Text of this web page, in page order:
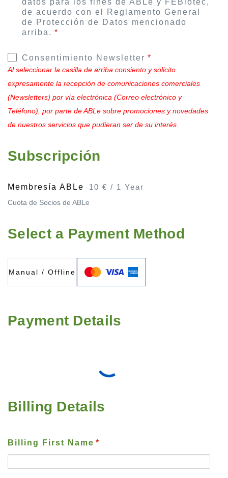
de acuerdo con el Reglamento General
de Protección de Datos mencionado
arriba. *
Consentimiento Newsletter *
Al seleccionar la casilla de arriba consiento y solicito
expresamente la recepción de comunicaciones comerciales
(Newsletters) por vía electrónica (Correo electrónico y
Teléfono), por parte de ABLe sobre promociones y novedades
de nuestros servicios que pudieran ser de su interés.
Subscripción
Membresía ABLe 10 € / 1 Year
Cuota de Socios de ABLe
Select a Payment Method
Manual / Offline
Payment Details
Billing Details
Billing First Name *